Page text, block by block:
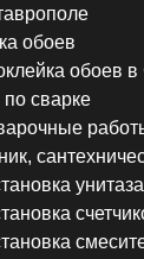
обоев
обоев
сварке